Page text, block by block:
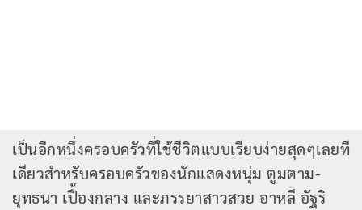
เป็นอีกหนึ่งครอบครัวที่ใช้ชีวิตแบบเรียบง่ายสุดๆเลยที
เดียวสำหรับครอบครัวของนักแสดงหนุ่ม ตูมตาม-
ยุทธนา เปื้องกลาง และภรรยาสาวสวย อาหลี อัฐริ